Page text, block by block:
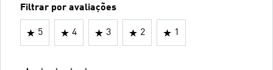
Filtrar por avaliações
5 4 3 2 1